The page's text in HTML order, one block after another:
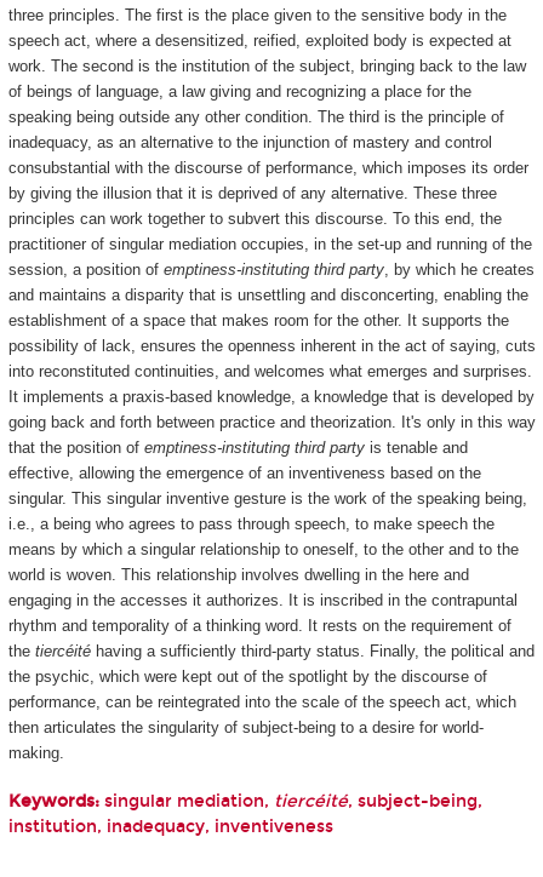
three principles. The first is the place given to the sensitive body in the
speech act, where a desensitized, reified, exploited body is expected at
work. The second is the institution of the subject, bringing back to the law
of beings of language, a law giving and recognizing a place for the
speaking being outside any other condition. The third is the principle of
inadequacy, as an alternative to the injunction of mastery and control
consubstantial with the discourse of performance, which imposes its order
by giving the illusion that it is deprived of any alternative. These three
principles can work together to subvert this discourse. To this end, the
practitioner of singular mediation occupies, in the set-up and running of the
session, a position of emptiness-instituting third party, by which he creates
and maintains a disparity that is unsettling and disconcerting, enabling the
establishment of a space that makes room for the other. It supports the
possibility of lack, ensures the openness inherent in the act of saying, cuts
into reconstituted continuities, and welcomes what emerges and surprises.
It implements a praxis-based knowledge, a knowledge that is developed by
going back and forth between practice and theorization. It's only in this way
that the position of emptiness-instituting third partyis tenable and
effective, allowing the emergence of an inventiveness based on the
singular. This singular inventive gesture is the work of the speaking being,
i.e., a being who agrees to pass through speech, to make speech the
means by which a singular relationship to oneself, to the other and to the
world is woven. This relationship involves dwelling in the here and
engaging in the accesses it authorizes. It is inscribed in the contrapuntal
rhythm and temporality of a thinking word. It rests on the requirement of
the tiercéitéhaving a sufficiently third-party status. Finally, the political and
the psychic, which were kept out of the spotlight by the discourse of
performance, can be reintegrated into the scale of the speech act, which
then articulates the singularity of subject-being to a desire for world-
making.
Keywords:singular mediation, tiercéité, subject-being,
institution, inadequacy, inventiveness